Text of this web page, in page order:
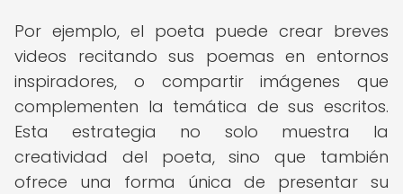
Por ejemplo, el poeta puede crear breves
videos recitando sus poemas en entornos
inspiradores, o compartir imágenes que
complementen la temática de sus escritos.
Esta estrategia no solo muestra la
creatividad del poeta, sino que también
ofrece una forma única de presentar su